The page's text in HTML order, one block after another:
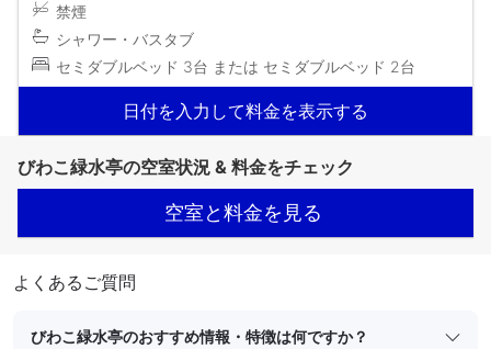
禁煙
シャワー・バスタブ
セミダブルベッド 3台 または セミダブルベッド 2台
日付を入力して料金を表示する
びわこ緑水亭の空室状況 & 料金をチェック
空室と料金を見る
よくあるご質問
びわこ緑水亭のおすすめ情報・特徴は何ですか？